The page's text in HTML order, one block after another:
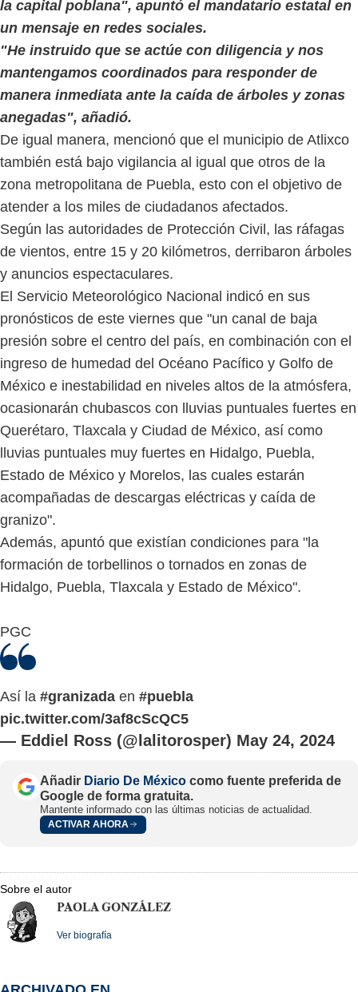
la capital poblana", apuntó el mandatario estatal en
un mensaje en redes sociales.
"He instruido que se actúe con diligencia y nos
mantengamos coordinados para responder de
manera inmediata ante la caída de árboles y zonas
anegadas", añadió.
De igual manera, mencionó que el municipio de Atlixco
también está bajo vigilancia al igual que otros de la
zona metropolitana de Puebla, esto con el objetivo de
atender a los miles de ciudadanos afectados.
Según las autoridades de Protección Civil, las ráfagas
de vientos, entre 15 y 20 kilómetros, derribaron árboles
y anuncios espectaculares.
El Servicio Meteorológico Nacional indicó en sus
pronósticos de este viernes que "un canal de baja
presión sobre el centro del país, en combinación con el
ingreso de humedad del Océano Pacífico y Golfo de
México e inestabilidad en niveles altos de la atmósfera,
ocasionarán chubascos con lluvias puntuales fuertes en
Querétaro, Tlaxcala y Ciudad de México, así como
lluvias puntuales muy fuertes en Hidalgo, Puebla,
Estado de México y Morelos, las cuales estarán
acompañadas de descargas eléctricas y caída de
granizo".
Además, apuntó que existían condiciones para "la
formación de torbellinos o tornados en zonas de
Hidalgo, Puebla, Tlaxcala y Estado de México".
PGC
Así la #granizada en #puebla
pic.twitter.com/3af8cScQC5
— Eddiel Ross (@lalitorosper) May 24, 2024
Añadir Diario De México como fuente preferida de
Google de forma gratuita.
Mantente informado con las últimas noticias de actualidad.
ACTIVAR AHORA
Sobre el autor
PAOLA GONZÁLEZ
Ver biografía